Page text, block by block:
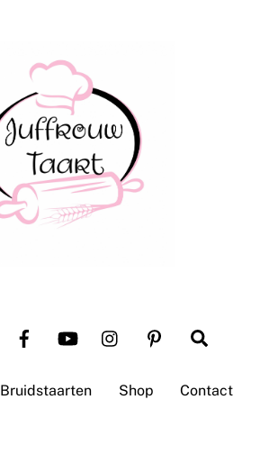
Bruidstaarten Shop Contact
Top